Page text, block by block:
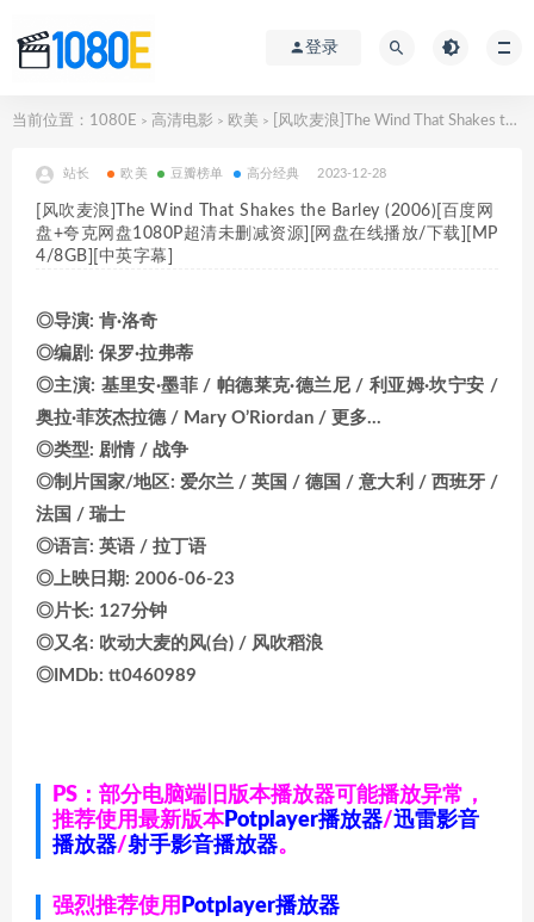
登录
当前位置： 1080E > 高清电影 > 欧美 > [风吹麦浪]The Wind That Shakes the Barley (2006)[百度网盘+夸克网盘1080P超清未删减资源][网盘在线播放/下载][MP4/8GB][中英字幕]
站长 欧美 豆瓣榜单 高分经典 2023-12-28
[风吹麦浪]The Wind That Shakes the Barley (2006)[百度网
盘+夸克网盘1080P超清未删减资源][网盘在线播放/下载][MP
4/8GB][中英字幕]
◎导演: 肯·洛奇
◎编剧: 保罗·拉弗蒂
◎主演: 基里安·墨菲 / 帕德莱克·德兰尼 / 利亚姆·坎宁安 /
奥拉·菲茨杰拉德 / Mary O’Riordan / 更多…
◎类型: 剧情 / 战争
◎制片国家/地区: 爱尔兰 / 英国 / 德国 / 意大利 / 西班牙 /
法国 / 瑞士
◎语言: 英语 / 拉丁语
◎上映日期: 2006-06-23
◎片长: 127分钟
◎又名: 吹动大麦的风(台) / 风吹稻浪
◎IMDb: tt0460989
PS：部分电脑端旧版本播放器可能播放异常，
推荐使用最新版本Potplayer播放器/迅雷影音
播放器/射手影音播放器。
强烈推荐使用 Potplayer播放器